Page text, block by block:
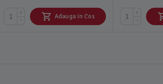
+
−
Adauga in Cos
+
−